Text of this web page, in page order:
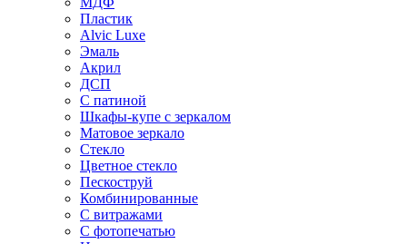
Пластик
Alvic Luxe
Эмаль
Акрил
ДСП
С патиной
Шкафы-купе с зеркалом
Матовое зеркало
Стекло
Цветное стекло
Пескоструй
Комбинированные
С витражами
С фотопечатью